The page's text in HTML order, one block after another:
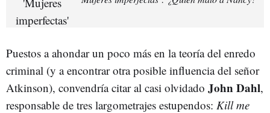
Puestos a ahondar un poco más en la teoría del enredo
criminal (y a encontrar otra posible influencia del señor
Atkinson), convendría citar al casi olvidado John Dahl,
responsable de tres largometrajes estupendos: Kill me